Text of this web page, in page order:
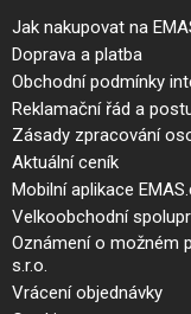
Jak nakupovat na
Doprava a platba
Obchodní podmínky
Reklamační řád a
Zásady zpracování
Aktuální ceník
Mobilní aplikace
Velkoobchodní
Oznámení o možném
s.r.o.
Vrácení objednávky